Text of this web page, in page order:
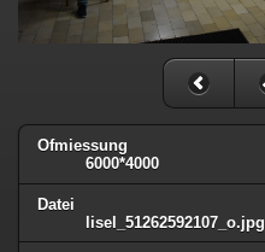
Ofmiessung
6000*4000
Datei
lisel_51262592107_o.jpg